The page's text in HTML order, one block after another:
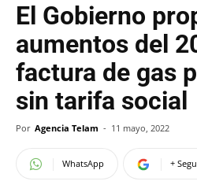
El Gobierno
aumentos del
factura de gas
sin tarifa social
Por Agencia Telam - 11 mayo, 2022
WhatsApp +